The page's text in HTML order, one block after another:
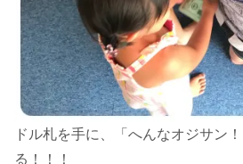
ドル札を手に、「へんなオジサン
る！！！